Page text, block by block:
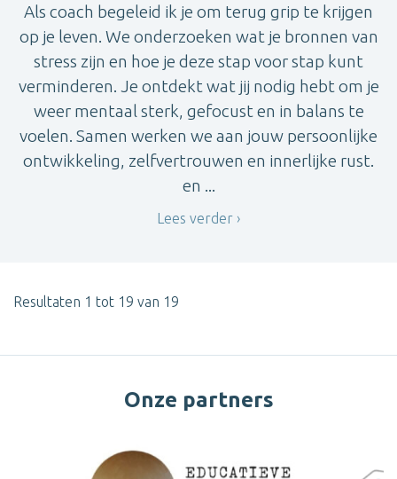
Als coach begeleid ik je om terug grip te krijgen
op je leven. We onderzoeken wat je bronnen van
stress zijn en hoe je deze stap voor stap kunt
verminderen. Je ontdekt wat jij nodig hebt om je
weer mentaal sterk, gefocust en in balans te
voelen. Samen werken we aan jouw persoonlijke
ontwikkeling, zelfvertrouwen en innerlijke rust.
en ...
Lees verder
Resultaten 1 tot 19 van 19
Onze partners